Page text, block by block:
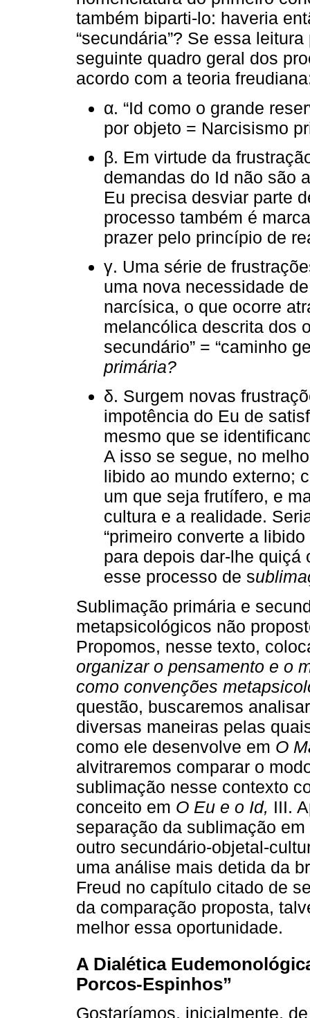
também biparti-lo: haveria
“secundária”? Se essa
seguinte quadro geral dos
acordo com a teoria
α. “Id como o grande
por objeto = Narcisismo
β. Em virtude da
demandas do Id não são
Eu precisa desviar parte
processo também é
prazer pelo princípio de
γ. Uma série de
uma nova necessidade
narcísica, o que ocorre
melancólica descrita dos
secundário” = “caminho
primária?
δ. Surgem novas
impotência do Eu de
mesmo que se
A isso se segue, no
libido ao mundo externo;
um que seja frutífero, e
cultura e a realidade.
“primeiro converte a
para depois dar-lhe quiçá
esse processo de s
Sublimação primária e
metapsicológicos não
Propomos, nesse texto,
organizar o pensamento e o
como convenções
questão, buscaremos
diversas maneiras pelas
como ele desenvolve em O
alvitraremos comparar o
sublimação nesse contexto
conceito em O Eu e o Id, III.
separação da sublimação
outro secundário-objetal-
uma análise mais detida da
Freud no capítulo citado de
da comparação proposta,
melhor essa oportunidade.
A Dialética
Porcos-Espinhos”
Gostaríamos, inicialmente,